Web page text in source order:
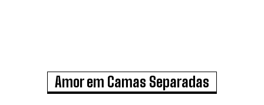
Amor em Camas Separadas